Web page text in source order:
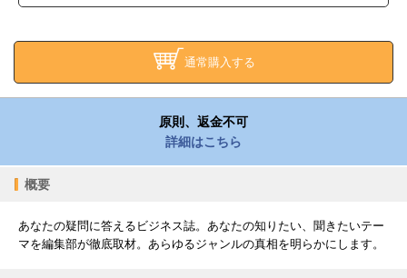
通常購入する
原則、返金不可
詳細はこちら
概要
あなたの疑問に答えるビジネス誌。あなたの知りたい、聞きたいテー
マを編集部が徹底取材。あらゆるジャンルの真相を明らかにします。